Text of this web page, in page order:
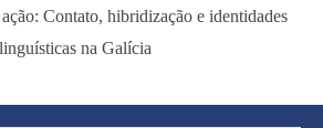
Contato, hibridização e identidades
linguísticas na Galícia